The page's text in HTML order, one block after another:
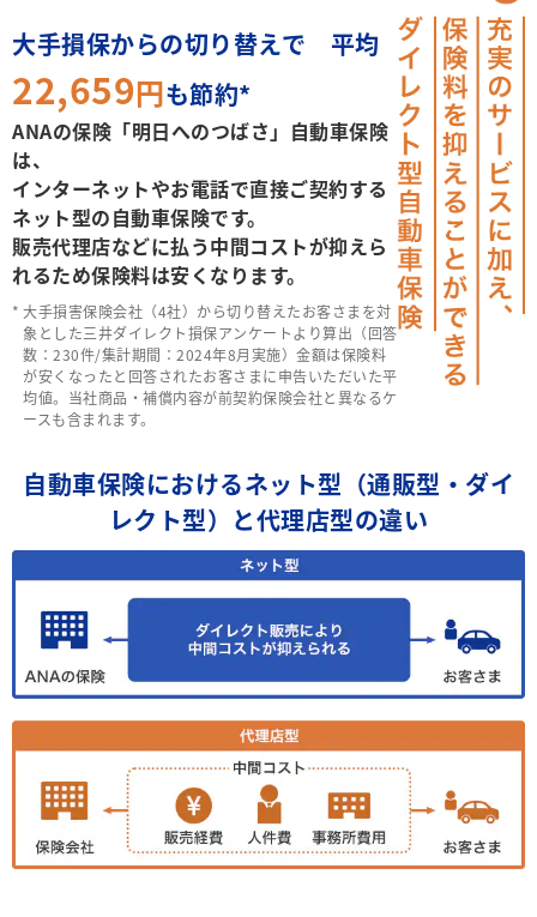
大手損保からの切り替えで 平均
22,659円も節約*
ANAの保険「明日へのつばさ」自動車保険
は、
インターネットやお電話で直接ご契約する
ネット型の自動車保険です。
販売代理店などに払う中間コストが抑えら
れるため保険料は安くなります。
大手損害保険会社（4社）から切り替えたお客さまを対
象とした三井ダイレクト損保アンケートより算出（回答
数：230件/集計期間：2024年8月実施）金額は保険料
が安くなったと回答されたお客さまに申告いただいた平
均値。当社商品・補償内容が前契約保険会社と異なるケ
ースも含まれます。
自動車保険におけるネット型（通販型・ダイ
レクト型）と代理店型の違い